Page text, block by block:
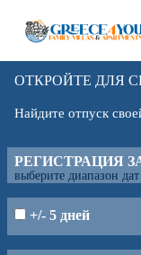
ОТКРОЙТЕ ДЛЯ
Найдите отпуск
РЕГИСТРАЦИЯ
+/- 5 дней